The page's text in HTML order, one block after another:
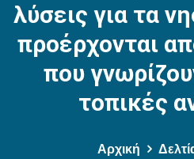
λύσεις για τα
προέρχονται
που
τοπικές
Αρχική